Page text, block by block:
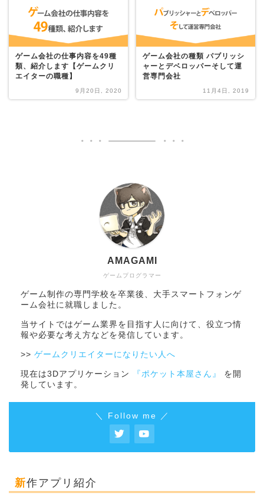
ゲーム会社の仕事内容を49種
類、紹介します【ゲームクリ
エイターの職種】
9月20日, 2020
ゲーム会社の種類 パブリッシ
ャーとデベロッパーそして運
営専門会社
11月4日, 2019
ゲームプログラマー
AMAGAMI
ゲーム制作の専門学校を卒業後、大手スマートフォンゲ
ーム会社に就職しました。
当サイトではゲーム業界を目指す人に向けて、役立つ情
報や必要な考え方などを発信しています。
>> ゲームクリエイターになりたい人へ
現在は3Dアプリケーション 『ポケット本屋さん』
を開
発しています。
＼ Follow me ／
新作アプリ紹介